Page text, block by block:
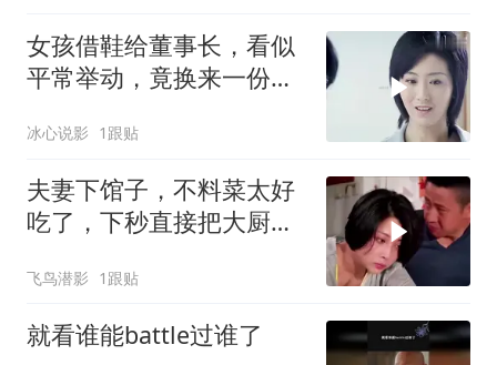
女孩借鞋给董事长，看似
平常举动，竟换来一份好
冰心说影 1跟贴
夫妻下馆子，不料菜太好
吃了，下秒直接把大厨请
飞鸟潜影 1跟贴
就看谁能battle过谁了